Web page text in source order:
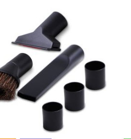
V7 Trigger
SV10 Absolute Pro
SV10 Absolute Extra
SV11 Fluffy
SV11 Animal Pro